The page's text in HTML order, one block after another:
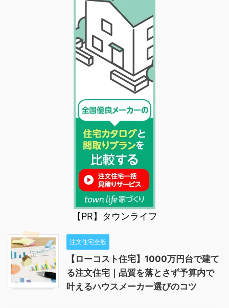
【PR】タウンライフ
注文住宅全般
【ローコスト住宅】1000万円台で建て
る注文住宅｜品質を落とさず予算内で
叶えるハウスメーカー選びのコツ